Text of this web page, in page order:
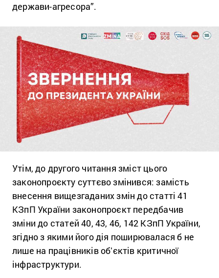
держави-агресора”.
Утім, до другого читання зміст цього
законопроєкту суттєво змінився: замість
внесення вищезгаданих змін до статті 41
КЗпП України законопроєкт передбачив
зміни до статей 40, 43, 46, 142 КЗпП України,
згідно з якими його дія поширювалася б не
лише на працівників обʼєктів критичної
інфраструктури.